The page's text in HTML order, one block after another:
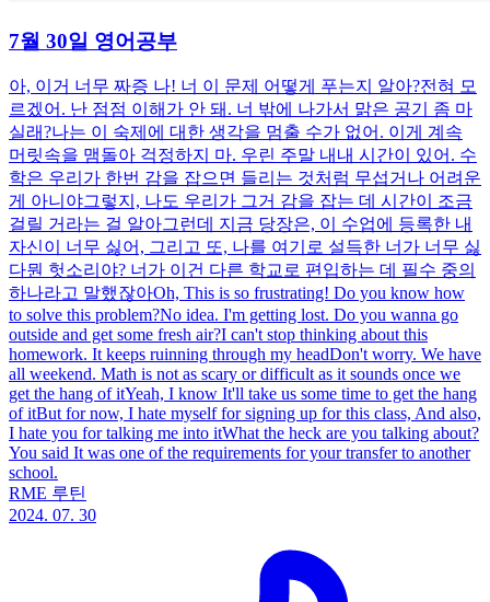
7월 30일 영어공부
아, 이거 너무 짜증 나! 너 이 문제 어떻게 푸는지 알아?전혀 모
르겠어. 난 점점 이해가 안 돼. 너 밖에 나가서 맑은 공기 좀 마
실래?나는 이 숙제에 대한 생각을 멈출 수가 없어. 이게 계속
머릿속을 맴돌아 걱정하지 마. 우린 주말 내내 시간이 있어. 수
학은 우리가 한번 감을 잡으면 들리는 것처럼 무섭거나 어려운
게 아니야그렇지, 나도 우리가 그거 감을 잡는 데 시간이 조금
걸릴 거라는 걸 알아그런데 지금 당장은, 이 수업에 등록한 내
자신이 너무 싫어, 그리고 또, 나를 여기로 설득한 너가 너무 싫
다뭔 헛소리야? 너가 이건 다른 학교로 편입하는 데 필수 중의
하나라고 말했잖아Oh, This is so frustrating! Do you know how
to solve this problem?No idea. I'm getting lost. Do you wanna go
outside and get some fresh air?I can't stop thinking about this
homework. It keeps ruinning through my headDon't worry. We have
all weekend. Math is not as scary or difficult as it sounds once we
get the hang of itYeah, I know It'll take us some time to get the hang
of itBut for now, I hate myself for signing up for this class, And also,
I hate you for talking me into itWhat the heck are you talking about?
You said It was one of the requirements for your transfer to another
school.
RME 루틴
2024. 07. 30